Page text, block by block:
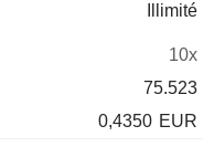
Illimité
10x
75.523
0,4350 EUR